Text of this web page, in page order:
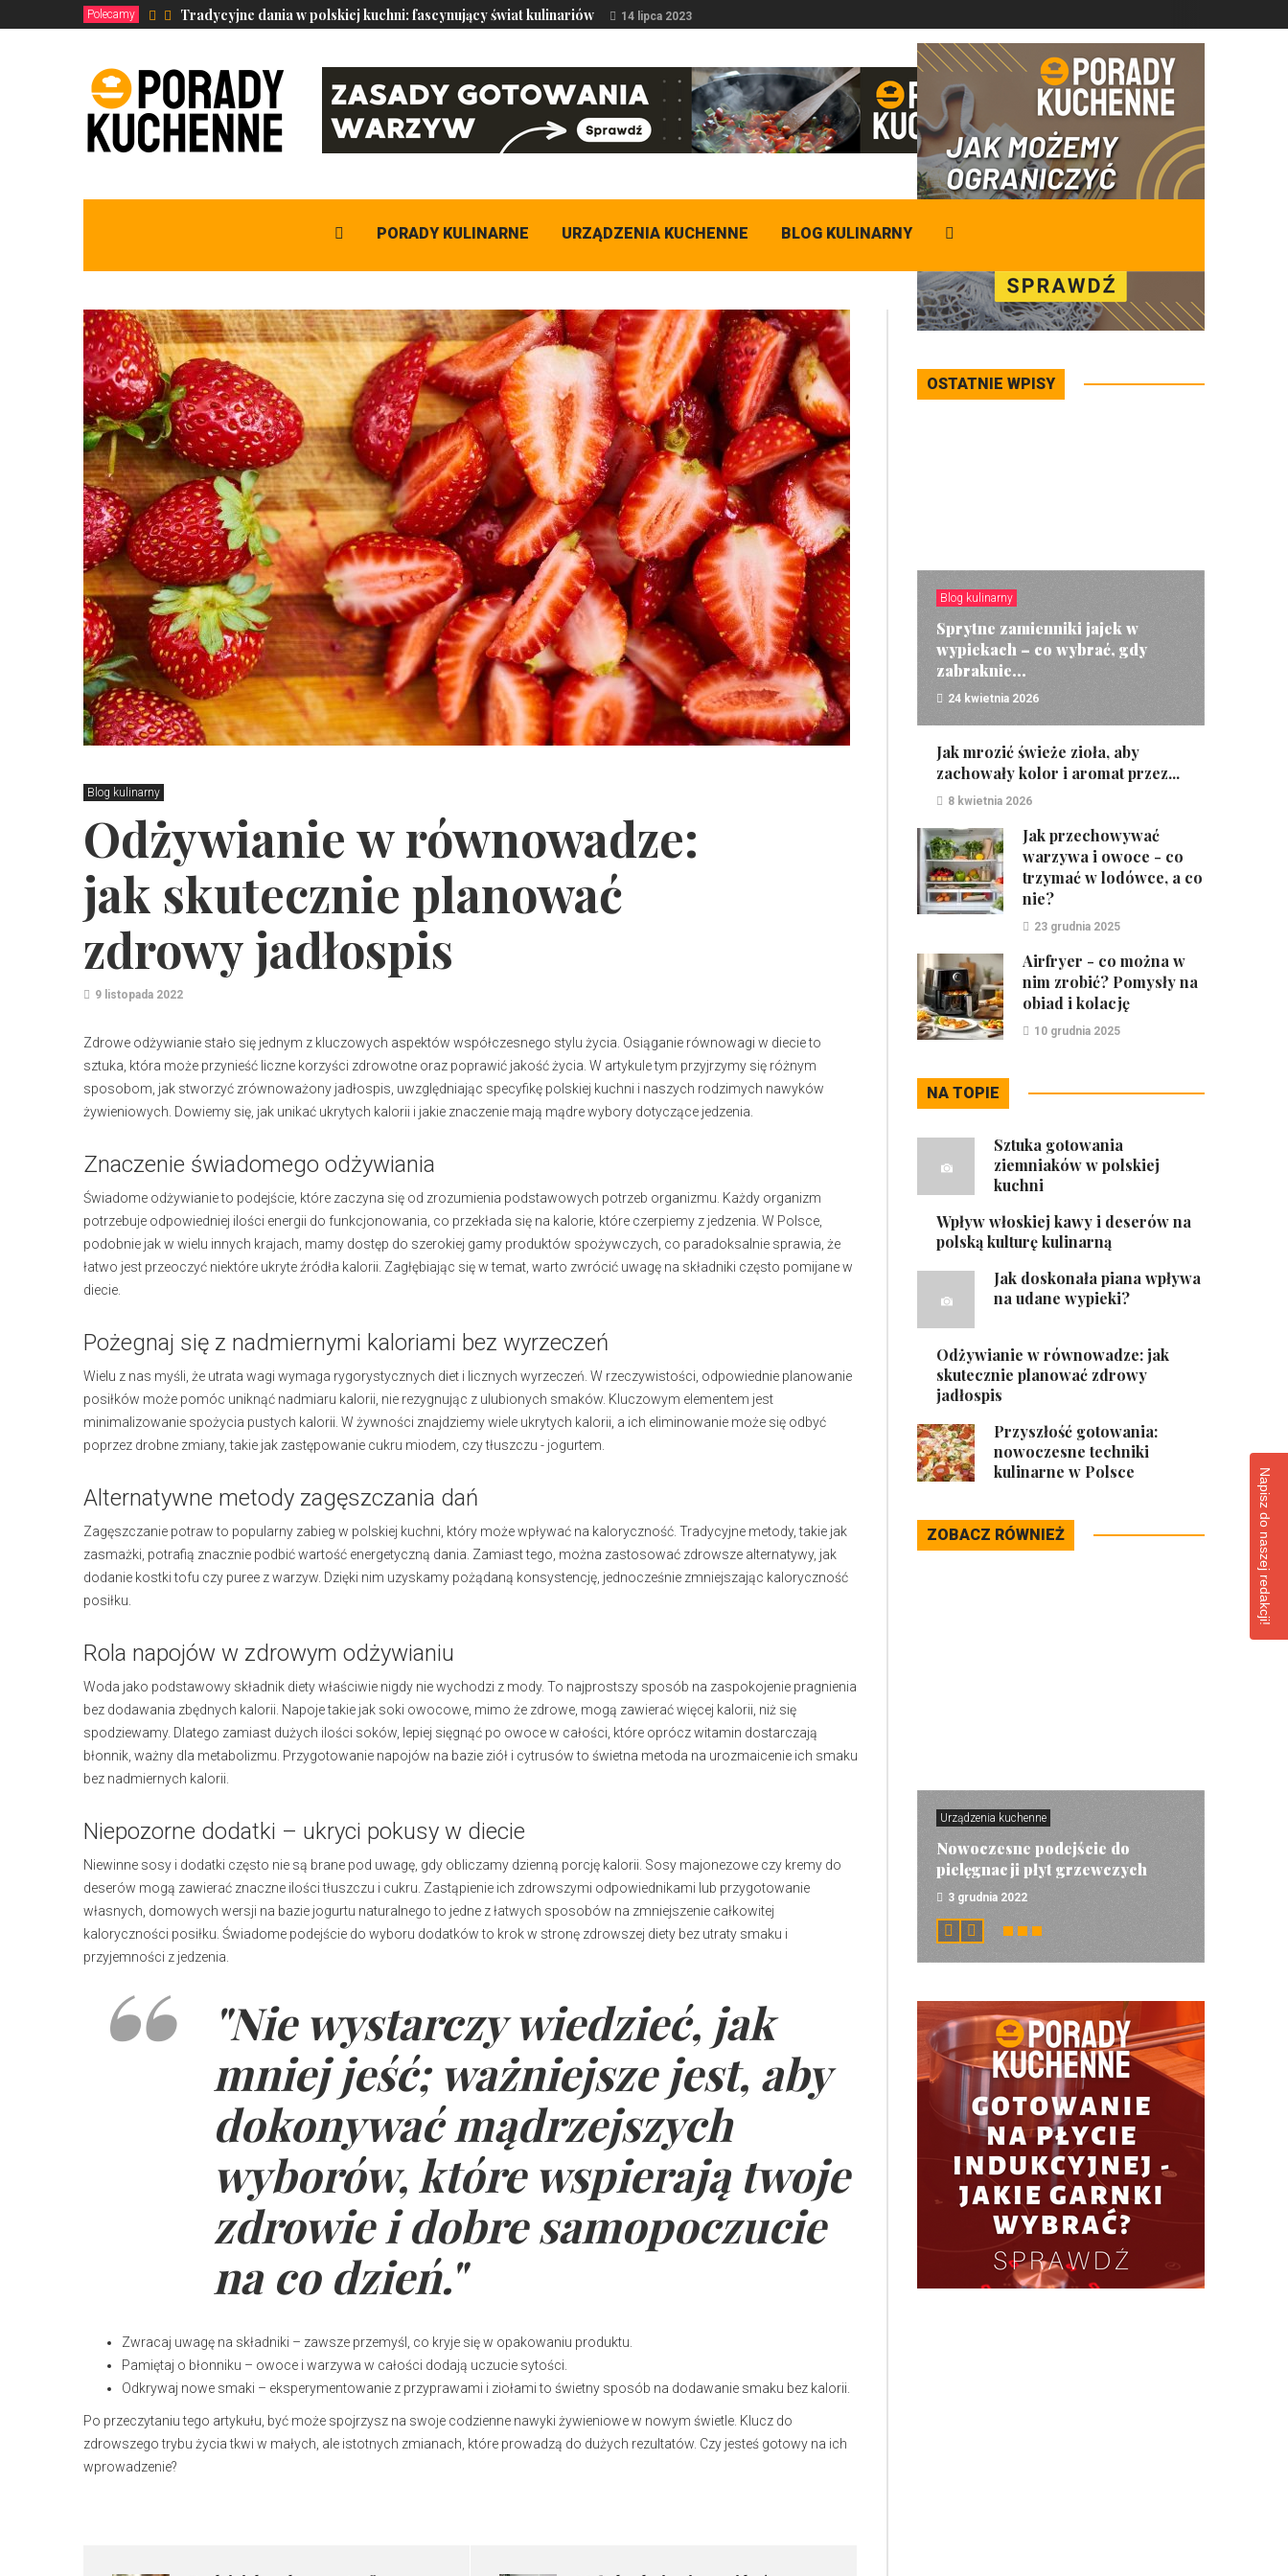
Polecamy Tradycyjne dania w polskiej kuchni: fascynujący świat kulinariów 14 lipca 2023
DZISIAJ
08 - 08 - 2026
PORADY KULINARNE URZĄDZENIA KUCHENNE BLOG KULINARNY
Blog kulinarny
Odżywianie w równowadze:
jak skutecznie planować
zdrowy jadłospis
9 listopada 2022
Zdrowe odżywianie stało się jednym z kluczowych aspektów współczesnego stylu życia. Osiąganie równowagi w diecie to
sztuka, która może przynieść liczne korzyści zdrowotne oraz poprawić jakość życia. W artykule tym przyjrzymy się różnym
sposobom, jak stworzyć zrównoważony jadłospis, uwzględniając specyfikę polskiej kuchni i naszych rodzimych nawyków
żywieniowych. Dowiemy się, jak unikać ukrytych kalorii i jakie znaczenie mają mądre wybory dotyczące jedzenia.
Znaczenie świadomego odżywiania
Świadome odżywianie to podejście, które zaczyna się od zrozumienia podstawowych potrzeb organizmu. Każdy organizm
potrzebuje odpowiedniej ilości energii do funkcjonowania, co przekłada się na kalorie, które czerpiemy z jedzenia. W Polsce,
podobnie jak w wielu innych krajach, mamy dostęp do szerokiej gamy produktów spożywczych, co paradoksalnie sprawia, że
łatwo jest przeoczyć niektóre ukryte źródła kalorii. Zagłębiając się w temat, warto zwrócić uwagę na składniki często pomijane w
diecie.
Pożegnaj się z nadmiernymi kaloriami bez wyrzeczeń
Wielu z nas myśli, że utrata wagi wymaga rygorystycznych diet i licznych wyrzeczeń. W rzeczywistości, odpowiednie planowanie
posiłków może pomóc uniknąć nadmiaru kalorii, nie rezygnując z ulubionych smaków. Kluczowym elementem jest
minimalizowanie spożycia pustych kalorii. W żywności znajdziemy wiele ukrytych kalorii, a ich eliminowanie może się odbyć
poprzez drobne zmiany, takie jak zastępowanie cukru miodem, czy tłuszczu - jogurtem.
Alternatywne metody zagęszczania dań
Zagęszczanie potraw to popularny zabieg w polskiej kuchni, który może wpływać na kaloryczność. Tradycyjne metody, takie jak
zasmażki, potrafią znacznie podbić wartość energetyczną dania. Zamiast tego, można zastosować zdrowsze alternatywy, jak
dodanie kostki tofu czy puree z warzyw. Dzięki nim uzyskamy pożądaną konsystencję, jednocześnie zmniejszając kaloryczność
posiłku.
Rola napojów w zdrowym odżywianiu
Woda jako podstawowy składnik diety właściwie nigdy nie wychodzi z mody. To najprostszy sposób na zaspokojenie pragnienia
bez dodawania zbędnych kalorii. Napoje takie jak soki owocowe, mimo że zdrowe, mogą zawierać więcej kalorii, niż się
spodziewamy. Dlatego zamiast dużych ilości soków, lepiej sięgnąć po owoce w całości, które oprócz witamin dostarczają
błonnik, ważny dla metabolizmu. Przygotowanie napojów na bazie ziół i cytrusów to świetna metoda na urozmaicenie ich smaku
bez nadmiernych kalorii.
Niepozorne dodatki – ukryci pokusy w diecie
Niewinne sosy i dodatki często nie są brane pod uwagę, gdy obliczamy dzienną porcję kalorii. Sosy majonezowe czy kremy do
deserów mogą zawierać znaczne ilości tłuszczu i cukru. Zastąpienie ich zdrowszymi odpowiednikami lub przygotowanie
własnych, domowych wersji na bazie jogurtu naturalnego to jedne z łatwych sposobów na zmniejszenie całkowitej
kaloryczności posiłku. Świadome podejście do wyboru dodatków to krok w stronę zdrowszej diety bez utraty smaku i
przyjemności z jedzenia.
"Nie wystarczy wiedzieć, jak
mniej jeść; ważniejsze jest, aby
dokonywać mądrzejszych
wyborów, które wspierają twoje
zdrowie i dobre samopoczucie
na co dzień."
Zwracaj uwagę na składniki – zawsze przemyśl, co kryje się w opakowaniu produktu.
Pamiętaj o błonniku – owoce i warzywa w całości dodają uczucie sytości.
Odkrywaj nowe smaki – eksperymentowanie z przyprawami i ziołami to świetny sposób na dodawanie smaku bez kalorii.
Po przeczytaniu tego artykułu, być może spojrzysz na swoje codzienne nawyki żywieniowe w nowym świetle. Klucz do
zdrowszego trybu życia tkwi w małych, ale istotnych zmianach, które prowadzą do dużych rezultatów. Czy jesteś gotowy na ich
wprowadzenie?
OSTATNIE WPISY
Blog kulinarny
Sprytne zamienniki jajek w
wypiekach – co wybrać, gdy
zabraknie...
24 kwietnia 2026
Jak mrozić świeże zioła, aby
zachowały kolor i aromat przez...
8 kwietnia 2026
Jak przechowywać
warzywa i owoce - co
trzymać w lodówce, a co
nie?
23 grudnia 2025
Airfryer - co można w
nim zrobić? Pomysły na
obiad i kolację
10 grudnia 2025
NA TOPIE
Sztuka gotowania
ziemniaków w polskiej
kuchni
Wpływ włoskiej kawy i deserów na
polską kulturę kulinarną
Jak doskonała piana wpływa
na udane wypieki?
Odżywianie w równowadze: jak
skutecznie planować zdrowy
jadłospis
Przyszłość gotowania:
nowoczesne techniki
kulinarne w Polsce
ZOBACZ RÓWNIEŻ
Urządzenia kuchenne
Nowoczesne podejście do
pielęgnacji płyt grzewczych
3 grudnia 2022
Napisz do naszej redakcji!